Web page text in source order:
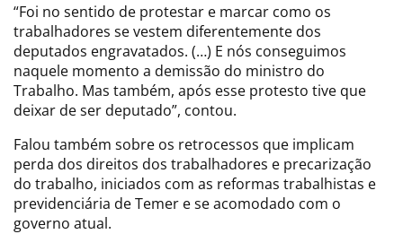
“Foi no sentido de protestar e marcar como os
trabalhadores se vestem diferentemente dos
deputados engravatados. (…) E nós conseguimos
naquele momento a demissão do ministro do
Trabalho. Mas também, após esse protesto tive que
deixar de ser deputado”, contou.
Falou também sobre os retrocessos que implicam
perda dos direitos dos trabalhadores e precarização
do trabalho, iniciados com as reformas trabalhistas e
previdenciária de Temer e se acomodado com o
governo atual.